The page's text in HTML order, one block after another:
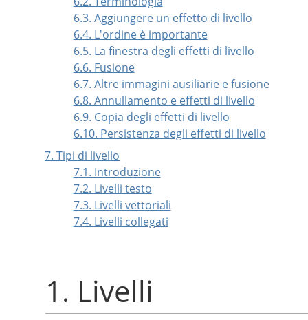
6.3. Aggiungere un effetto di livello
6.4. L'ordine è importante
6.5. La finestra degli effetti di livello
6.6. Fusione
6.7. Altre immagini ausiliarie e fusione
6.8. Annullamento e effetti di livello
6.9. Copia degli effetti di livello
6.10. Persistenza degli effetti di livello
7. Tipi di livello
7.1. Introduzione
7.2. Livelli testo
7.3. Livelli vettoriali
7.4. Livelli collegati
1. Livelli